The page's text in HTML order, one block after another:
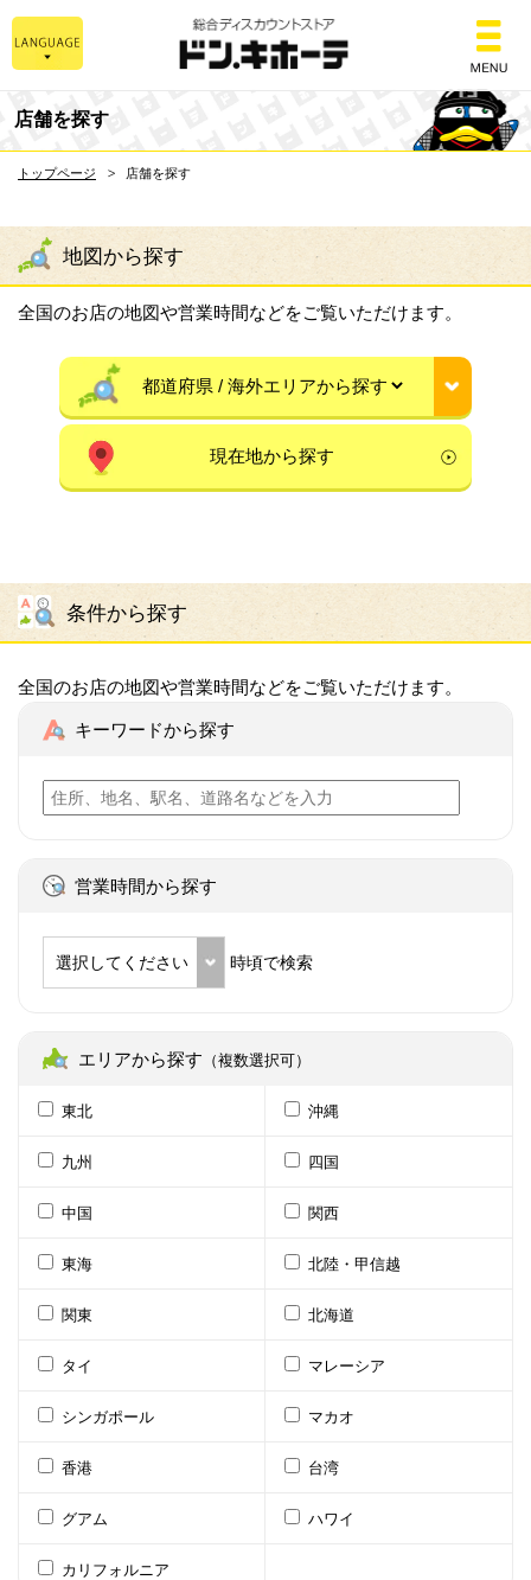
総合ディスカウント
店舗を探す
トップページ 店舗を探す
地図から探す
全国のお店の地図や営業時間などをご覧いただけます。
現在地から探す
条件から探す
全国のお店の地図や営業時間などをご覧いただけます。
キーワードから探す
営業時間から探す
選択してください 時頃で検索
エリアから探す （複数選択可）
東北 沖縄
九州 四国
中国 関西
東海 北陸・甲信越
関東 北海道
タイ マレーシア
シンガポール マカオ
香港 台湾
グアム ハワイ
カリフォルニア